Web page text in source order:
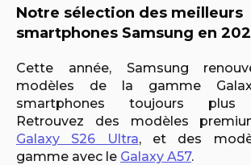
Notre sélection des meilleurs
smartphones Samsung en
Cette année, Samsung
modèles de la gamme
smartphones toujours plus
Retrouvez des modèles
Galaxy S26 Ultra, et des
gamme avec le Galaxy A57.